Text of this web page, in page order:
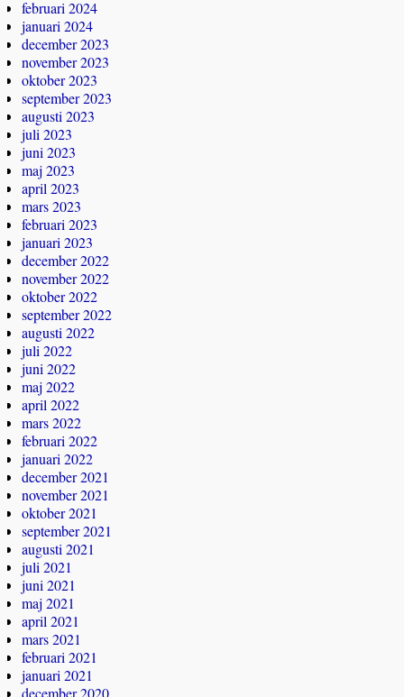
februari 2024
januari 2024
december 2023
november 2023
oktober 2023
september 2023
augusti 2023
juli 2023
juni 2023
maj 2023
april 2023
mars 2023
februari 2023
januari 2023
december 2022
november 2022
oktober 2022
september 2022
augusti 2022
juli 2022
juni 2022
maj 2022
april 2022
mars 2022
februari 2022
januari 2022
december 2021
november 2021
oktober 2021
september 2021
augusti 2021
juli 2021
juni 2021
maj 2021
april 2021
mars 2021
februari 2021
januari 2021
december 2020